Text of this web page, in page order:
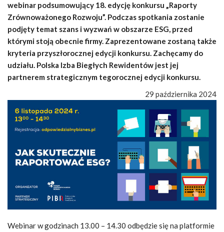
webinar podsumowujący 18. edycję konkursu „Raporty
Zrównoważonego Rozwoju”. Podczas spotkania zostanie
podjęty temat szans i wyzwań w obszarze ESG, przed
którymi stoją obecnie firmy. Zaprezentowane zostaną także
kryteria przyszłorocznej edycji konkursu. Zachęcamy do
udziału. Polska Izba Biegłych Rewidentów jest jej
partnerem strategicznym tegorocznej edycji konkursu.
29 października 2024
Webinar w godzinach 13.00 – 14.30 odbędzie się na platformie